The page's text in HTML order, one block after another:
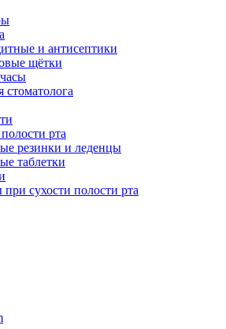
и антисептики
щётки
стоматолога
рта
резинки и леденцы
таблетки
сухости полости рта